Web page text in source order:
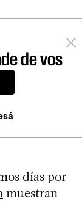
de vos
días por
muestran